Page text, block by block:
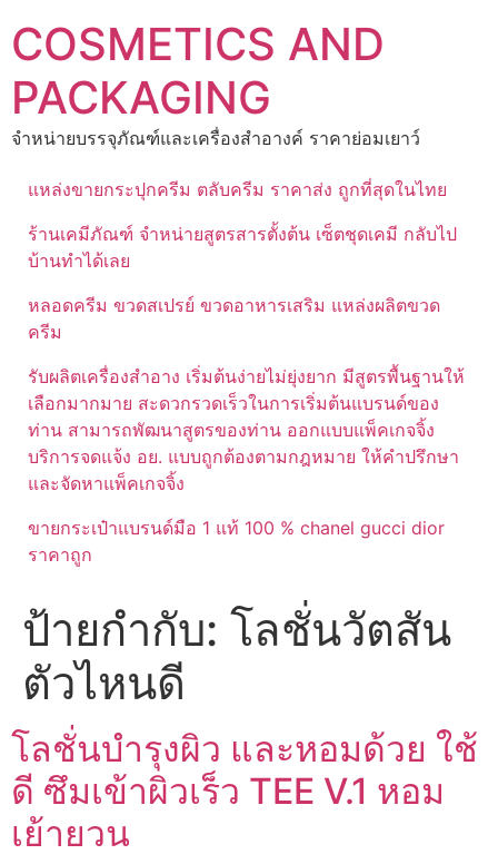
to
content
COSMETICS AND
PACKAGING
จำหน่ายบรรจุภัณฑ์และเครื่องสำอางค์ ราคาย่อมเยาว์
แหล่งขายกระปุกครีม ตลับครีม ราคาส่ง ถูกที่สุดในไทย
ร้านเคมีภัณฑ์ จำหน่ายสูตรสารตั้งต้น เซ็ตชุดเคมี กลับไป
บ้านทำได้เลย
หลอดครีม ขวดสเปรย์ ขวดอาหารเสริม แหล่งผลิตขวด
ครีม
รับผลิตเครื่องสำอาง เริ่มต้นง่ายไม่ยุ่งยาก มีสูตรพื้นฐานให้
เลือกมากมาย สะดวกรวดเร็วในการเริ่มต้นแบรนด์ของ
ท่าน สามารถพัฒนาสูตรของท่าน ออกแบบแพ็คเกจจิ้ง
บริการจดแจ้ง อย. แบบถูกต้องตามกฎหมาย ให้คำปรึกษา
และจัดหาแพ็คเกจจิ้ง
ขายกระเป๋าแบรนด์มือ 1 แท้ 100 % chanel gucci dior
ราคาถูก
ป้ายกำกับ: โลชั่นวัตสัน
ตัวไหนดี
โลชั่นบำรุงผิว และหอมด้วย ใช้
ดี ซึมเข้าผิวเร็ว TEE V.1 หอม
เย้ายวน